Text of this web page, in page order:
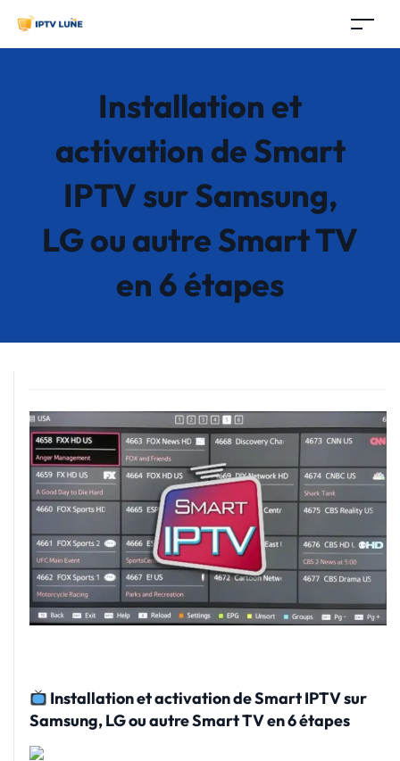
Installation et
activation de Smart
IPTV sur Samsung,
LG ou autre Smart TV
en 6 étapes
Installation et activation de Smart IPTV sur
Samsung, LG ou autre Smart TV en 6 étapes